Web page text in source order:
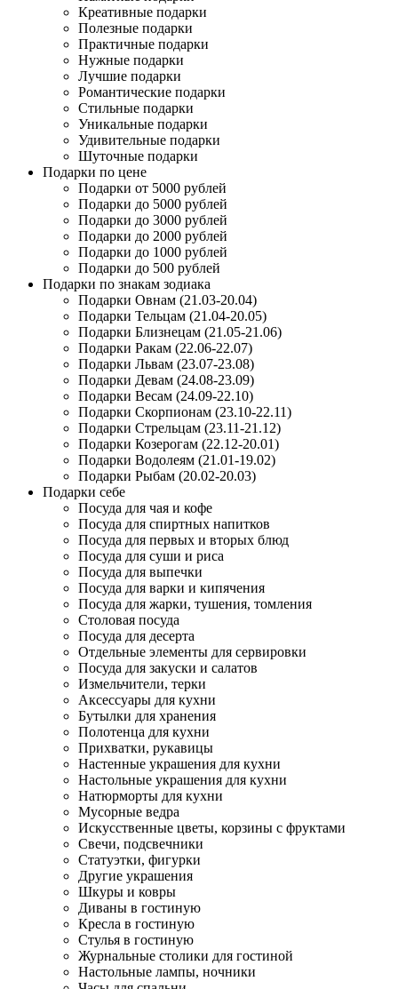
Креативные подарки
Полезные подарки
Практичные подарки
Нужные подарки
Лучшие подарки
Романтические подарки
Стильные подарки
Уникальные подарки
Удивительные подарки
Шуточные подарки
Подарки по цене
Подарки от 5000 рублей
Подарки до 5000 рублей
Подарки до 3000 рублей
Подарки до 2000 рублей
Подарки до 1000 рублей
Подарки до 500 рублей
Подарки по знакам зодиака
Подарки Овнам (21.03-20.04)
Подарки Тельцам (21.04-20.05)
Подарки Близнецам (21.05-21.06)
Подарки Ракам (22.06-22.07)
Подарки Львам (23.07-23.08)
Подарки Девам (24.08-23.09)
Подарки Весам (24.09-22.10)
Подарки Скорпионам (23.10-22.11)
Подарки Стрельцам (23.11-21.12)
Подарки Козерогам (22.12-20.01)
Подарки Водолеям (21.01-19.02)
Подарки Рыбам (20.02-20.03)
Подарки себе
Посуда для чая и кофе
Посуда для спиртных напитков
Посуда для первых и вторых блюд
Посуда для суши и риса
Посуда для выпечки
Посуда для варки и кипячения
Посуда для жарки, тушения, томления
Столовая посуда
Посуда для десерта
Отдельные элементы для сервировки
Посуда для закуски и салатов
Измельчители, терки
Аксессуары для кухни
Бутылки для хранения
Полотенца для кухни
Прихватки, рукавицы
Настенные украшения для кухни
Настольные украшения для кухни
Натюрморты для кухни
Мусорные ведра
Искусственные цветы, корзины с фруктами
Свечи, подсвечники
Статуэтки, фигурки
Другие украшения
Шкуры и ковры
Диваны в гостиную
Кресла в гостиную
Стулья в гостиную
Журнальные столики для гостиной
Настольные лампы, ночники